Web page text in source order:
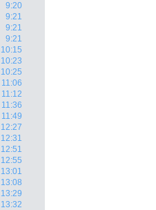
9:20
9:21
9:21
9:21
10:15
10:23
10:25
11:06
11:12
11:36
11:49
12:27
12:31
12:51
12:55
13:01
13:08
13:29
13:32